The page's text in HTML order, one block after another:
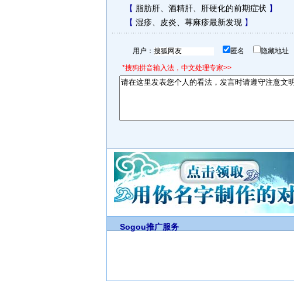
【 脂肪肝、酒精肝、肝硬化的前期症状 】
【 湿疹、皮炎、荨麻疹最新发现】
用户： 匿名 隐藏地址
*搜狗拼音输入法，中文处理专家>>
Sogou推广服务